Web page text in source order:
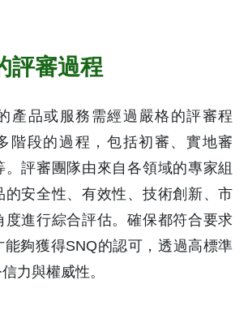
評審過程
產品或服務需經過嚴格的評審程
階段的過程，包括初審、實地審
。評審團隊由來自各領域的專家組
的安全性、有效性、技術創新、市
度進行綜合評估。確保都符合要求
能夠獲得SNQ的認可，透過高標準
力與權威性。